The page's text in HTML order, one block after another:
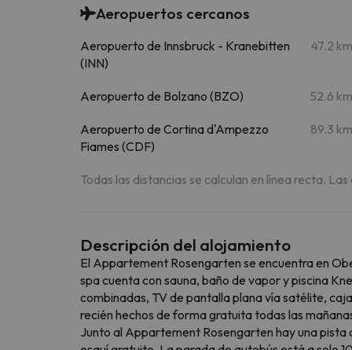
Aeropuertos cercanos
Aeropuerto de Innsbruck - Kranebitten
(INN)
47.2 km
Aeropuerto de Bolzano (BZO) 52.6 km
Aeropuerto de Cortina d'Ampezzo
Fiames (CDF)
89.3 km
Todas las distancias se calculan en línea recta.
Descripción del alojamiento
El Appartement Rosengarten se encuentra en
spa cuenta con sauna, baño de vapor y piscina
combinadas, TV de pantalla plana vía satélite,
recién hechos de forma gratuita todas las
Junto al Appartement Rosengarten hay una pista